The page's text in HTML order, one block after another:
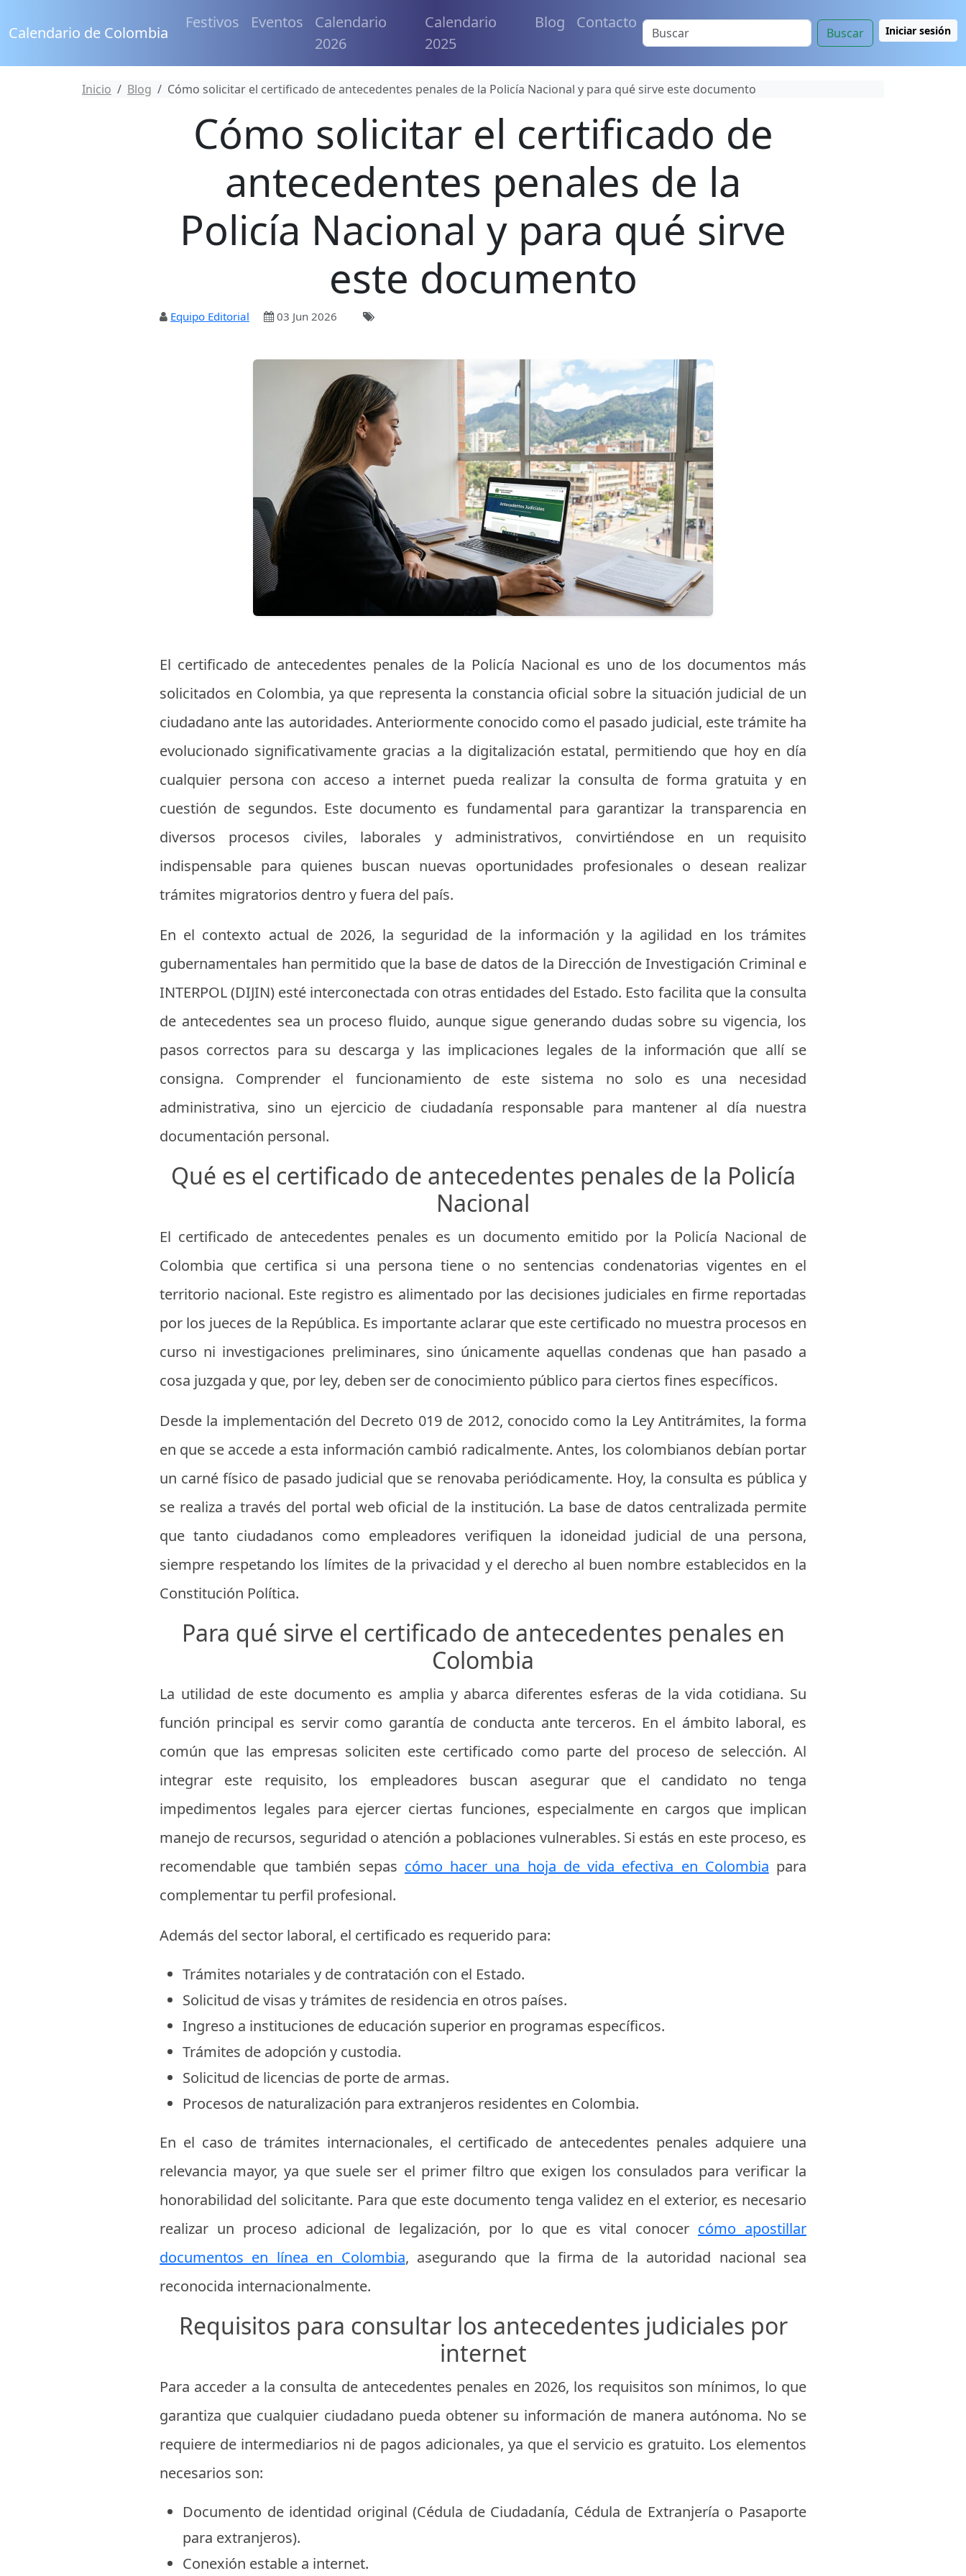
Calendario de Colombia
Festivos Eventos
Calendario
2026
Calendario
2025
Blog Contacto
Buscar Iniciar sesión
Inicio Blog Cómo solicitar el certificado de antecedentes penales de la Policía Nacional y para qué sirve este documento
Cómo solicitar el certificado de
antecedentes penales de la
Policía Nacional y para qué sirve
este documento
Equipo Editorial 03 Jun 2026
El certificado de antecedentes penales de la Policía Nacional es uno de los documentos más
solicitados en Colombia, ya que representa la constancia oficial sobre la situación judicial de un
ciudadano ante las autoridades. Anteriormente conocido como el pasado judicial, este trámite ha
evolucionado significativamente gracias a la digitalización estatal, permitiendo que hoy en día
cualquier persona con acceso a internet pueda realizar la consulta de forma gratuita y en
cuestión de segundos. Este documento es fundamental para garantizar la transparencia en
diversos procesos civiles, laborales y administrativos, convirtiéndose en un requisito
indispensable para quienes buscan nuevas oportunidades profesionales o desean realizar
trámites migratorios dentro y fuera del país.
En el contexto actual de 2026, la seguridad de la información y la agilidad en los trámites
gubernamentales han permitido que la base de datos de la Dirección de Investigación Criminal e
INTERPOL (DIJIN) esté interconectada con otras entidades del Estado. Esto facilita que la consulta
de antecedentes sea un proceso fluido, aunque sigue generando dudas sobre su vigencia, los
pasos correctos para su descarga y las implicaciones legales de la información que allí se
consigna. Comprender el funcionamiento de este sistema no solo es una necesidad
administrativa, sino un ejercicio de ciudadanía responsable para mantener al día nuestra
documentación personal.
Qué es el certificado de antecedentes penales de la Policía
Nacional
El certificado de antecedentes penales es un documento emitido por la Policía Nacional de
Colombia que certifica si una persona tiene o no sentencias condenatorias vigentes en el
territorio nacional. Este registro es alimentado por las decisiones judiciales en firme reportadas
por los jueces de la República. Es importante aclarar que este certificado no muestra procesos en
curso ni investigaciones preliminares, sino únicamente aquellas condenas que han pasado a
cosa juzgada y que, por ley, deben ser de conocimiento público para ciertos fines específicos.
Desde la implementación del Decreto 019 de 2012, conocido como la Ley Antitrámites, la forma
en que se accede a esta información cambió radicalmente. Antes, los colombianos debían portar
un carné físico de pasado judicial que se renovaba periódicamente. Hoy, la consulta es pública y
se realiza a través del portal web oficial de la institución. La base de datos centralizada permite
que tanto ciudadanos como empleadores verifiquen la idoneidad judicial de una persona,
siempre respetando los límites de la privacidad y el derecho al buen nombre establecidos en la
Constitución Política.
Para qué sirve el certificado de antecedentes penales en
Colombia
La utilidad de este documento es amplia y abarca diferentes esferas de la vida cotidiana. Su
función principal es servir como garantía de conducta ante terceros. En el ámbito laboral, es
común que las empresas soliciten este certificado como parte del proceso de selección. Al
integrar este requisito, los empleadores buscan asegurar que el candidato no tenga
impedimentos legales para ejercer ciertas funciones, especialmente en cargos que implican
manejo de recursos, seguridad o atención a poblaciones vulnerables. Si estás en este proceso, es
recomendable que también sepas cómo hacer una hoja de vida efectiva en Colombia para
complementar tu perfil profesional.
Además del sector laboral, el certificado es requerido para:
Trámites notariales y de contratación con el Estado.
Solicitud de visas y trámites de residencia en otros países.
Ingreso a instituciones de educación superior en programas específicos.
Trámites de adopción y custodia.
Solicitud de licencias de porte de armas.
Procesos de naturalización para extranjeros residentes en Colombia.
En el caso de trámites internacionales, el certificado de antecedentes penales adquiere una
relevancia mayor, ya que suele ser el primer filtro que exigen los consulados para verificar la
honorabilidad del solicitante. Para que este documento tenga validez en el exterior, es necesario
realizar un proceso adicional de legalización, por lo que es vital conocer cómo apostillar
documentos en línea en Colombia, asegurando que la firma de la autoridad nacional sea
reconocida internacionalmente.
Requisitos para consultar los antecedentes judiciales por
internet
Para acceder a la consulta de antecedentes penales en 2026, los requisitos son mínimos, lo que
garantiza que cualquier ciudadano pueda obtener su información de manera autónoma. No se
requiere de intermediarios ni de pagos adicionales, ya que el servicio es gratuito. Los elementos
necesarios son:
Documento de identidad original (Cédula de Ciudadanía, Cédula de Extranjería o Pasaporte
para extranjeros).
Conexión estable a internet.